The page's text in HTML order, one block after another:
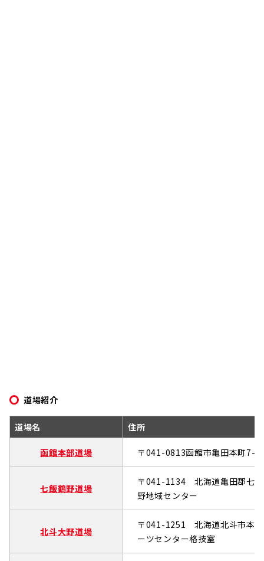
道場紹介
道場名 住所
函館本部道場 〒041-0813函館市亀田本町7-
七飯鶴野道場
〒041-1134 北海道亀田郡七
野地域センター
北斗大野道場
〒041-1251 北海道北斗市本
ーツセンター格技室